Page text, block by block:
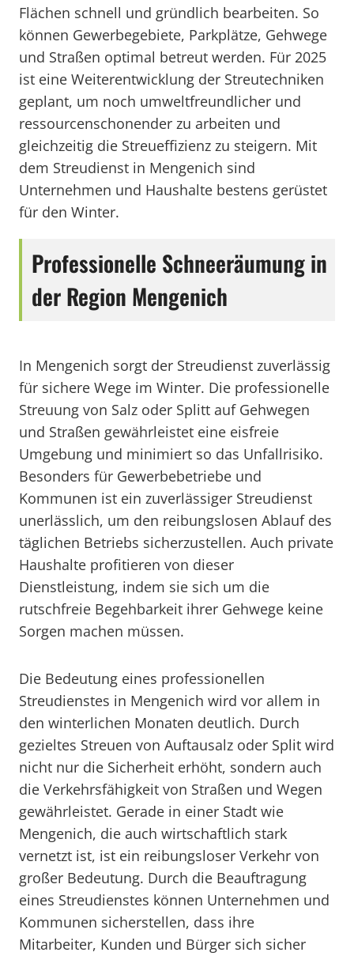
Flächen schnell und gründlich bearbeiten. So
können Gewerbegebiete, Parkplätze, Gehwege
und Straßen optimal betreut werden. Für 2025
ist eine Weiterentwicklung der Streutechniken
geplant, um noch umweltfreundlicher und
ressourcenschonender zu arbeiten und
gleichzeitig die Streueffizienz zu steigern. Mit
dem Streudienst in Mengenich sind
Unternehmen und Haushalte bestens gerüstet
für den Winter.
Professionelle Schneeräumung in
der Region Mengenich
In Mengenich sorgt der Streudienst zuverlässig
für sichere Wege im Winter. Die professionelle
Streuung von Salz oder Splitt auf Gehwegen
und Straßen gewährleistet eine eisfreie
Umgebung und minimiert so das Unfallrisiko.
Besonders für Gewerbebetriebe und
Kommunen ist ein zuverlässiger Streudienst
unerlässlich, um den reibungslosen Ablauf des
täglichen Betriebs sicherzustellen. Auch private
Haushalte profitieren von dieser
Dienstleistung, indem sie sich um die
rutschfreie Begehbarkeit ihrer Gehwege keine
Sorgen machen müssen.
Die Bedeutung eines professionellen
Streudienstes in Mengenich wird vor allem in
den winterlichen Monaten deutlich. Durch
gezieltes Streuen von Auftausalz oder Split wird
nicht nur die Sicherheit erhöht, sondern auch
die Verkehrsfähigkeit von Straßen und Wegen
gewährleistet. Gerade in einer Stadt wie
Mengenich, die auch wirtschaftlich stark
vernetzt ist, ist ein reibungsloser Verkehr von
großer Bedeutung. Durch die Beauftragung
eines Streudienstes können Unternehmen und
Kommunen sicherstellen, dass ihre
Mitarbeiter, Kunden und Bürger sich sicher